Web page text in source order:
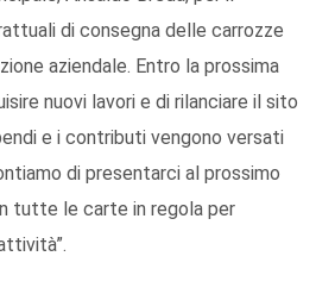
di consegna delle carrozze
aziendale. Entro la prossima
nuovi lavori e di rilanciare il sito
e i contributi vengono versati
di presentarci al prossimo
tutte le carte in regola per